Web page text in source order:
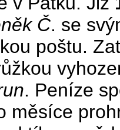
Č. se
poštu.
. Peníze
měsíce